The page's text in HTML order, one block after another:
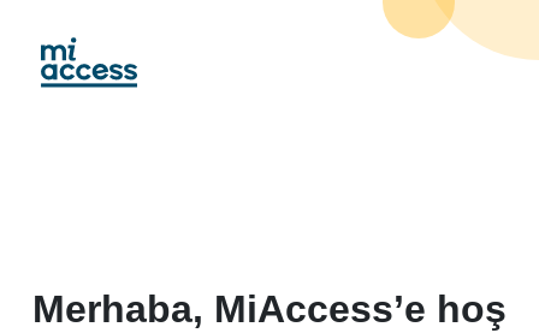
main
Merhaba, MiAccess’e hoş